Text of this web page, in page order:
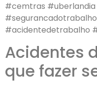
#cemtras
#acidentedetrabalho
Acidentes
que fazer